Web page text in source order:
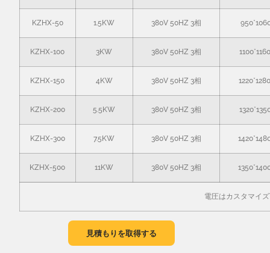
KZHX-50 1.5KW 380V 50HZ 3相
KZHX-100 3KW 380V 50HZ 3相
KZHX-150 4KW 380V 50HZ 3相
KZHX-200 5.5KW 380V 50HZ 3相
KZHX-300 7.5KW 380V 50HZ 3相
KZHX-500 11KW 380V 50HZ 3相
電圧はカスタマイ
見積もりを取得する